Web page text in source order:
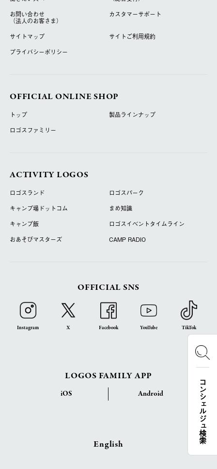
コンシェルジュ検索
お問い合わせ
（法人のお客さま）
カスタマーサポート
サイトマップ
サイトご利用規約
プライバシーポリシー
OFFICIAL ONLINE SHOP
トップ
製品ラインナップ
ロゴスファミリー
ACTIVITY LOGOS
ロゴスランド
ロゴスパーク
キャンプ場ドットコム
まめ知識
キャンプ飯
ロゴスイベントタイムライン
おあそびマスターズ
CAMP RADIO
OFFICIAL SNS
Instagram X Facebook YouTube TikTok
LOGOS FAMILY APP
iOS Android
English